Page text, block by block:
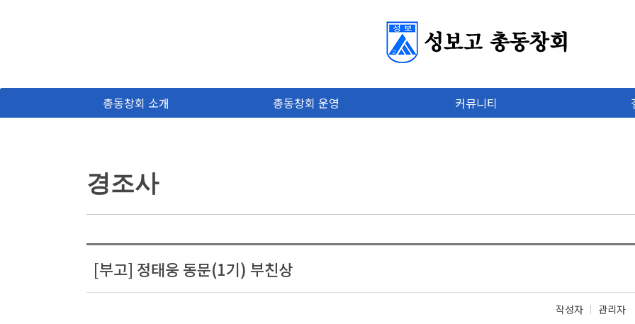
총동창회 소개 총동창회 운영 커뮤니티
경조사
[부고] 정태웅 동문(1기) 부친상
작성자 관리자